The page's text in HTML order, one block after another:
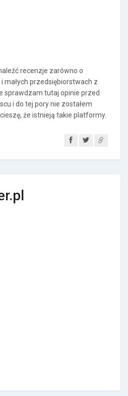
recenzje zarówno o
małych przedsiębiorstwach z
sprawdzam tutaj opinie przed
i do tej pory nie zostałem
że istnieją takie platformy.